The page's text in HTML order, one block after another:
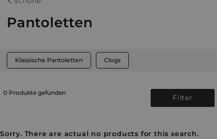
Pantoletten
Klassische Pantoletten Clogs
0 Produkte gefunden
Filter
Sorry. There are actual no products for this search.